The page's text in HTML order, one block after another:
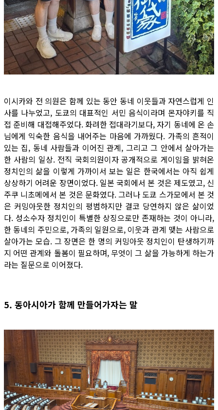
이시카와 전 의원은 함께 있는 동안 동네 이웃들과 자연스럽게 인
사를 나누었고, 도쿄의 대표적인 서민 음식이라며 몬자야키를 직
접 준비해 대접해주었다. 화려한 접대라기보다, 자기 동네에 온 손
님에게 익숙한 음식을 내어주는 마음에 가까웠다. 가족의 흔적이
있는 집, 동네 사람들과 이어진 관계, 그리고 그 안에서 살아가는
한 사람의 일상. 전직 국회의원이자 공개적으로 게이임을 밝혀온
정치인의 삶을 이렇게 가까이서 보는 일은 한국에서는 아직 쉽게
상상하기 어려운 장면이었다. 일본 국회에서 본 것은 제도였고, 신
주쿠 니초메에서 본 것은 문화였다. 그러나 도쿄 스가모에서 본 것
은 커밍아웃한 정치인의 평범하지만 결코 당연하지 않은 삶이었
다. 성소수자 정치인이 특별한 상징으로만 존재하는 것이 아니라,
한 동네의 주민으로, 가족의 일원으로, 이웃과 관계 맺는 사람으로
살아가는 모습. 그 장면은 한 명의 커밍아웃 정치인이 탄생하기까
지 어떤 관계와 돌봄이 필요하며, 무엇이 그 삶을 가능하게 하는가
라는 질문으로 이어졌다.
5. 동아시아가 함께 만들어가자는 말